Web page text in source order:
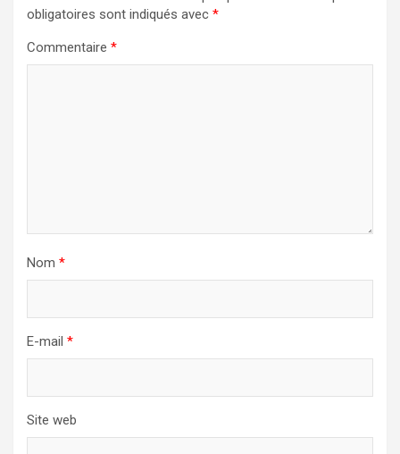
obligatoires sont indiqués avec *
Commentaire *
Nom *
E-mail *
Site web